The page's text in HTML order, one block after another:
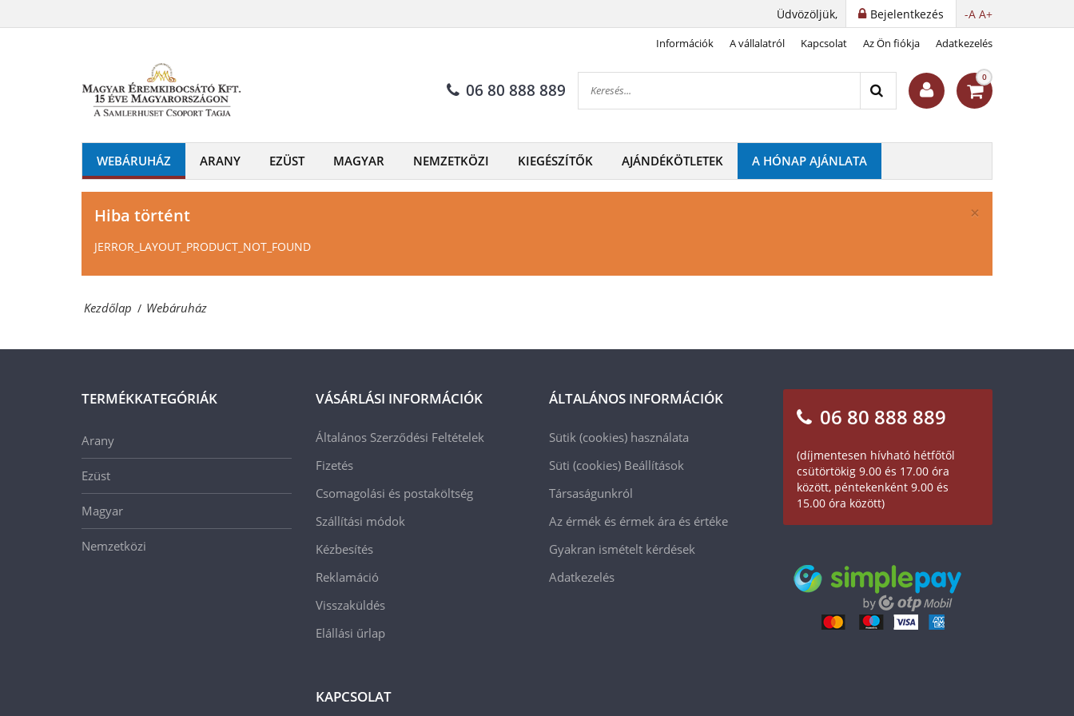
Éremkibocsátó
Kft.
Érmék
és
emlékérmek
-A A+
Bejelentkezés
Üdvözöljük,
Információk A vállalatról Kapcsolat Az Ön fiókja Adatkezelés
06 80 888 889
0
WEBÁRUHÁZ ARANY EZÜST MAGYAR NEMZETKÖZI KIEGÉSZÍTŐK AJÁNDÉKÖTLETEK A HÓNAP AJÁNLATA
×
Hiba történt
JERROR_LAYOUT_PRODUCT_NOT_FOUND
Kezdőlap / Webáruház
TERMÉKKATEGÓRIÁK
Arany
Ezüst
Magyar
Nemzetközi
VÁSÁRLÁSI INFORMÁCIÓK
Általános Szerződési Feltételek
Fizetés
Csomagolási és postaköltség
Szállítási módok
Kézbesítés
Reklamáció
Visszaküldés
Elállási űrlap
KAPCSOLAT
ÁLTALÁNOS INFORMÁCIÓK
Sütik (cookies) használata
Süti (cookies) Beállítások
Társaságunkról
Az érmék és érmek ára és értéke
Gyakran ismételt kérdések
Adatkezelés
06 80 888 889
(díjmentesen hívható hétfőtől
csütörtökig 9.00 és 17.00 óra
között, péntekenként 9.00 és
15.00 óra között)
forgalmazója!